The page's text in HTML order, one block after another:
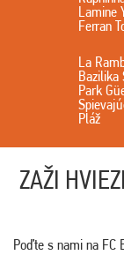
Lamine
Ferran
La
Bazilika
Park
Pláž
ZAŽI
Poďte s nami na FC